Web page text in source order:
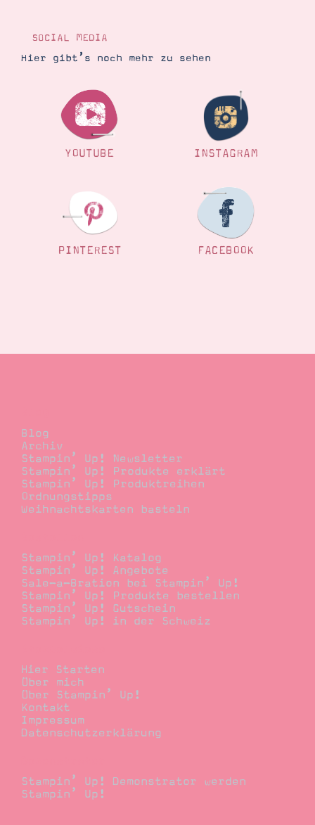
SOCIAL MEDIA
Hier gibt’s noch mehr zu sehen
YOUTUBE INSTAGRAM
PINTEREST FACEBOOK
Blog
Archiv
Stampin’ Up! Newsletter
Stampin’ Up! Produkte erklärt
Stampin’ Up! Produktreihen
Ordnungstipps
Weihnachtskarten basteln
Stampin’ Up! Katalog
Stampin’ Up! Angebote
Sale-a-Bration bei Stampin’ Up!
Stampin’ Up! Produkte bestellen
Stampin’ Up! Gutschein
Stampin’ Up! in der Schweiz
Hier Starten
Über mich
Über Stampin’ Up!
Kontakt
Impressum
Datenschutzerklärung
Stampin’ Up! Demonstrator werden
Stampin’ Up!